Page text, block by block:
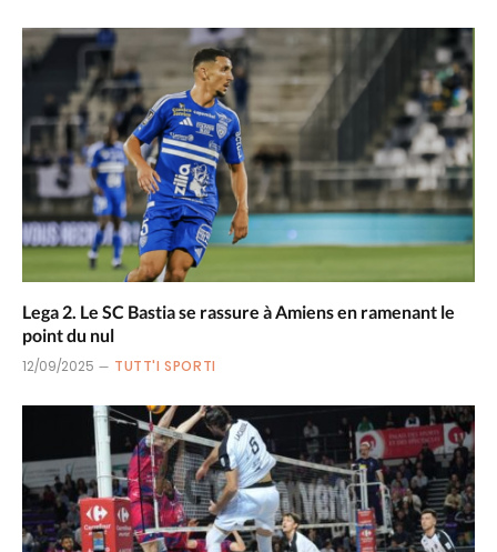
Lega 2. Le SC Bastia se rassure à Amiens en ramenant le
point du nul
12/09/2025 TUTT'I SPORTI